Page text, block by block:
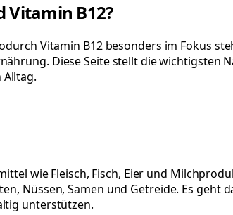
Vitamin B12?
Vitamin B12 besonders im Fokus
Diese Seite stellt die wichtigsten
wie Fleisch, Fisch, Eier und
Nüssen, Samen und Getreide. Es
unterstützen.